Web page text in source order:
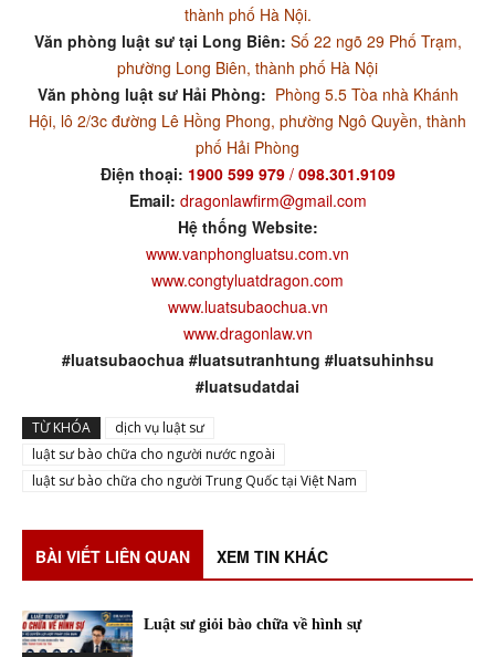
thành phố Hà Nội.
Văn phòng luật sư tại Long Biên: Số 22 ngõ 29 Phố Trạm,
phường Long Biên, thành phố Hà Nội
Văn phòng luật sư Hải Phòng: Phòng 5.5 Tòa nhà Khánh
Hội, lô 2/3c đường Lê Hồng Phong, phường Ngô Quyền, thành
phố Hải Phòng
Điện thoại: 1900 599 979/ 098.301.9109
Email: dragonlawfirm@gmail.com
Hệ thống Website:
www.vanphongluatsu.com.vn
www.congtyluatdragon.com
www.luatsubaochua.vn
www.dragonlaw.vn
#luatsubaochua #luatsutranhtung #luatsuhinhsu
#luatsudatdai
TỪ KHÓA
dịch vụ luật sư
luật sư bào chữa cho người nước ngoài
luật sư bào chữa cho người Trung Quốc tại Việt Nam
BÀI VIẾT LIÊN QUAN XEM TIN KHÁC
Luật sư giỏi bào chữa về hình sự